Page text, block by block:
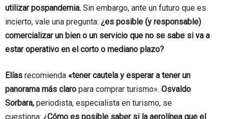
utilizar pospandemia. Sin embargo, ante un futuro que es
incierto, vale una pregunta: ¿es posible (y responsable)
comercializar un bien o un servicio que no se sabe si va a
estar operativo en el corto o mediano plazo?
Elías recomienda «tener cautela y esperar a tener un
panorama más claro para comprar turismo». Osvaldo
Sorbara, periodista, especialista en turismo, se
cuestiona: ¿Cómo es posible saber si la aerolínea que el